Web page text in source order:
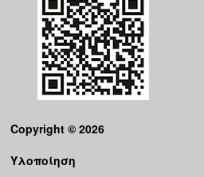
Copyright © 2026
Υλοποίηση